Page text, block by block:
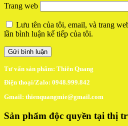
Trang web
Lưu tên của tôi, email, và trang
lần bình luận kế tiếp của tôi.
Tư vấn sản phẩm: Thiên Quang
Điện thoại/Zalo: 0948.999.842
Gmail: thienquangmie@gmail.com
Sản phẩm độc quyền tại thị